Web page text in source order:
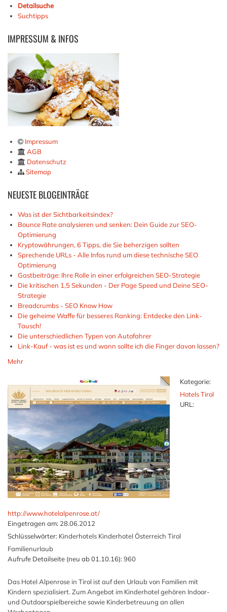
Detailsuche
Suchtipps
IMPRESSUM & INFOS
Impressum
AGB
Datenschutz
Sitemap
NEUESTEBLOGEINTRÄGE
Was ist der Sichtbarkeitsindex?
Bounce Rate analysieren und senken: Dein Guide zur SEO-
Optimierung
Kryptowährungen, 6 Tipps, die Sie beherzigen sollten
Sprechende URLs - Alle Infos rund um diese technische SEO
Optimierung
Gastbeiträge: Ihre Rolle in einer erfolgreichen SEO-Strategie
Die kritischen 1,5 Sekunden - Der Page Speed und Deine SEO-
Strategie
Breadcrumbs - SEO Know How
Die geheime Waffe für besseres Ranking: Entdecke den Link-
Tausch!
Die unterschiedlichen Typen von Autofahrer
Link-Kauf - was ist es und wann sollte ich die Finger davon lassen?
Mehr
Kategorie:
Hotels Tirol
URL:
http://www.hotelalpenrose.at/
Eingetragen am: 28.06.2012
Schlüsselwörter: Kinderhotels Kinderhotel Österreich Tirol
Familienurlaub
Aufrufe Detailseite (neu ab 01.10.16): 960
Das Hotel Alpenrose in Tirol ist auf den Urlaub von Familien mit
Kindern spezialisiert. Zum Angebot im Kinderhotel gehören Indoor-
und Outdoorspielbereiche sowie Kinderbetreuung an allen